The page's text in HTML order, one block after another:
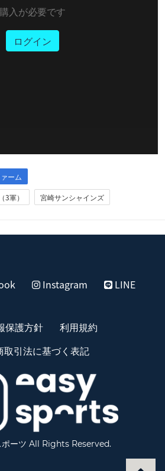
購入が必要です
ログイン
ーム
3軍）
宮崎サンシャインズ
Instagram LINE
保護方針
利用規約
取引法に基づく表記
ーツ All Rights Reserved.